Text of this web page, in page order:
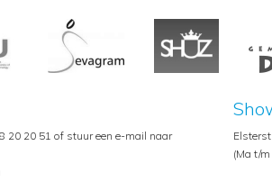
20 20 51 of stuur een e-mail naar
(Ma t/